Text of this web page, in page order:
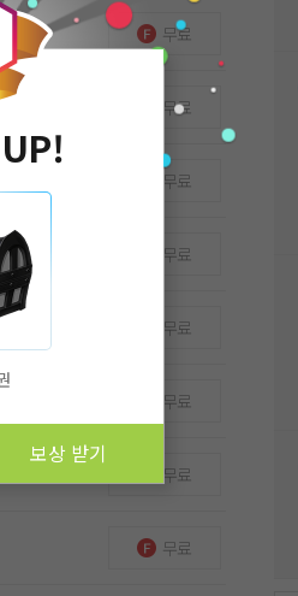
무료
무료
무료
무료
무료
무료
무료
무료
보상 받기